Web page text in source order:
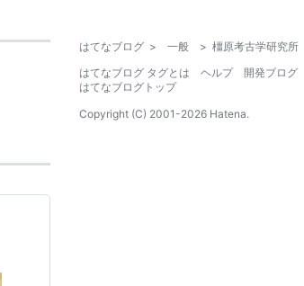
はてなブログ > 一般 > 橿原考古学研究所
はてなブログ タグとは
ヘルプ
開発ブログ
はてなブログトップ
Copyright (C) 2001-2026 Hatena.